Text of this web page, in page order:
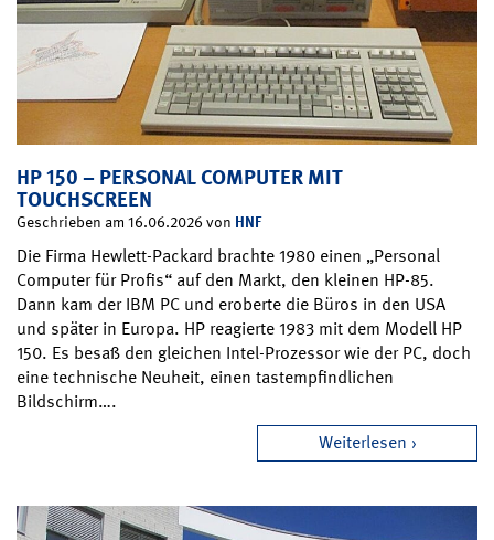
HP 150 – PERSONAL COMPUTER MIT
TOUCHSCREEN
Geschrieben am 16.06.2026 von HNF
Die Firma Hewlett-Packard brachte 1980 einen „Personal
Computer für Profis“ auf den Markt, den kleinen HP-85.
Dann kam der IBM PC und eroberte die Büros in den USA
und später in Europa. HP reagierte 1983 mit dem Modell HP
150. Es besaß den gleichen Intel-Prozessor wie der PC, doch
eine technische Neuheit, einen tastempfindlichen
Bildschirm….
Weiterlesen